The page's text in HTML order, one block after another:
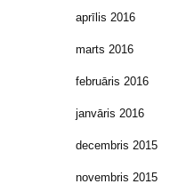
aprīlis 2016
marts 2016
februāris 2016
janvāris 2016
decembris 2015
novembris 2015